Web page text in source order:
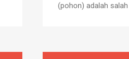
(pohon) adalah